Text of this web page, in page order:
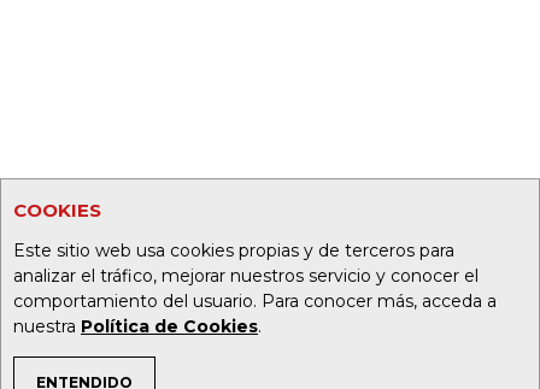
COOKIES
Este sitio web usa cookies propias y de terceros para
analizar el tráfico, mejorar nuestros servicio y conocer el
comportamiento del usuario. Para conocer más, acceda a
nuestra Política de Cookies.
ENTENDIDO